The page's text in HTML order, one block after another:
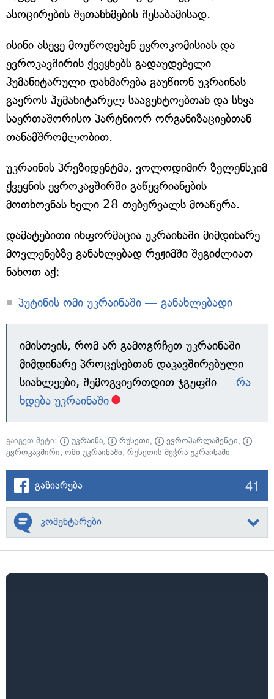
ასოცირების შეთანხმების შესაბამისად.
ისინი ასევე მოუწოდებენ ევროკომისიას და
ევროკავშირის ქვეყნებს გადაუდებელი
ჰუმანიტარული დახმარება გაუწიონ უკრაინას
გაეროს ჰუმანიტარულ სააგენტოებთან და სხვა
საერთაშორისო პარტნიორ ორგანიზაციებთან
თანამშრომლობით.
უკრაინის პრეზიდენტმა, ვოლოდიმირ ზელენსკიმ
ქვეყნის ევროკავშირში გაწევრიანების
მოთხოვნას ხელი 28 თებერვალს მოაწერა.
დამატებითი ინფორმაცია უკრაინაში მიმდინარე
მოვლენებზე განახლებად რეჟიმში შეგიძლიათ
ნახოთ აქ:
პუტინის ომი უკრაინაში — განახლებადი
იმისთვის, რომ არ გამოგრჩეთ უკრაინაში
მიმდინარე პროცესებთან დაკავშირებული
სიახლეები, შემოგვიერთდით ჯგუფში — რა
ხდება უკრაინაში
გაიგეთ მეტი: უკრაინა, რუსეთი, ევროპარლამენტი,
ევროკავშირი, ომი უკრაინაში, რუსეთის შეჭრა უკრაინაში
გაზიარება 41
კომენტარები